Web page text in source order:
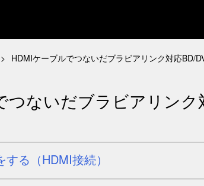
HDMIケーブルでつないだブラビアリンク対応BD/
つないだブラビアリン
る（HDMI接続）